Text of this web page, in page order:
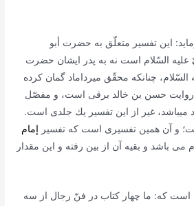
این تفسیر متعلّق به حضرت أبو
علیه السّلام است نه به پدر ایشان حضرت
السّلام، چنانكه محقّق میرداماد گمان كرده
حسن بن خالد برقى است، و مفصّل
غیر از این تفسیر یك جلدى است.
و آن همین تفسیرى است كه تفسیر إمام
مى باشد و بقیه آن از بین رفته و این مقدار
كه: ما چهار كتاب در فنّ رجال از سه